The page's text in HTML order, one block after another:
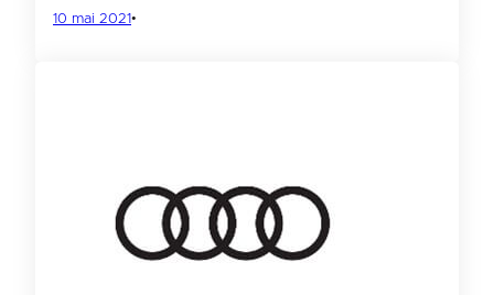
10 mai 2021•